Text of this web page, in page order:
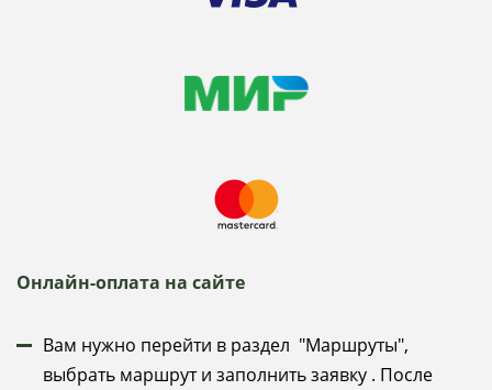
Онлайн-оплата на сайте
Вам нужно перейти в раздел "Маршруты",
выбрать маршрут и заполнить заявку . После